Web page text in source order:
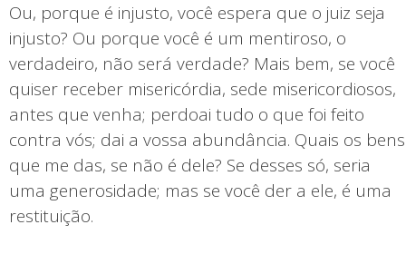
Ou, porque é injusto, você espera que o juiz seja
injusto? Ou porque você é um mentiroso, o
verdadeiro, não será verdade? Mais bem, se você
quiser receber misericórdia, sede misericordiosos,
antes que venha; perdoai tudo o que foi feito
contra vós; dai a vossa abundância. Quais os bens
que me das, se não é dele? Se desses só, seria
uma generosidade; mas se você der a ele, é uma
restituição.